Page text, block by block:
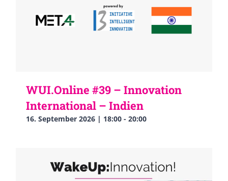
WUI.Online #39 – Innovation
International – Indien
16. September 2026 | 18:00 - 20:00